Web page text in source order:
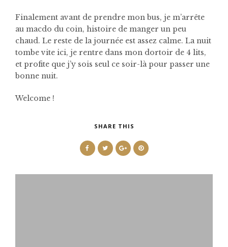
Finalement avant de prendre mon bus, je m’arrête
au macdo du coin, histoire de manger un peu
chaud. Le reste de la journée est assez calme. La nuit
tombe vite ici, je rentre dans mon dortoir de 4 lits,
et profite que j’y sois seul ce soir-là pour passer une
bonne nuit.
Welcome !
SHARE THIS